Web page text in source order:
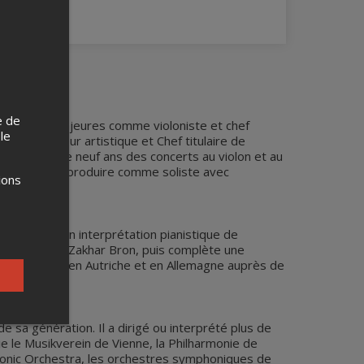
majeures comme violoniste et chef
que Directeur artistique et Chef titulaire de
l’âge de neuf ans des concerts au violon et au
à se produire comme soliste avec
en interprétation pianistique de
Zakhar Bron, puis complète une
en Autriche et en Allemagne auprès de
sa génération. Il a dirigé ou interprété plus de
Musikverein de Vienne, la Philharmonie de
Orchestra, les orchestres symphoniques de
de